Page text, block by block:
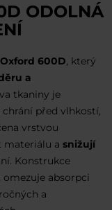
ODOLNÁ
Oxford 600D , který
a
tkaniny je
chrání před vlhkostí,
vrstvou
materiálu a snižují
Konstrukce
absorpci
a